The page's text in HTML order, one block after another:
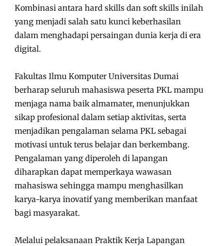
Kombinasi antara hard skills dan soft skills inilah
yang menjadi salah satu kunci keberhasilan
dalam menghadapi persaingan dunia kerja di era
digital.
Fakultas Ilmu Komputer Universitas Dumai
berharap seluruh mahasiswa peserta PKL mampu
menjaga nama baik almamater, menunjukkan
sikap profesional dalam setiap aktivitas, serta
menjadikan pengalaman selama PKL sebagai
motivasi untuk terus belajar dan berkembang.
Pengalaman yang diperoleh di lapangan
diharapkan dapat memperkaya wawasan
mahasiswa sehingga mampu menghasilkan
karya-karya inovatif yang memberikan manfaat
bagi masyarakat.
Melalui pelaksanaan Praktik Kerja Lapangan